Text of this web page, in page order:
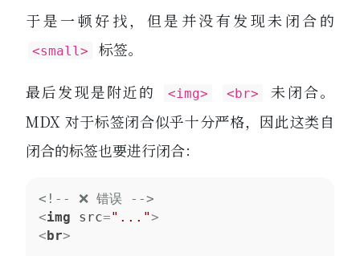
于是一顿好找，但是并没有发现未闭合的
<small> 标签。
最后发现是附近的 <img> <br>
未闭合。
MDX 对于标签闭合似乎十分严格，因此这类自
闭合的标签也要进行闭合：
<!-- ❌ 错误 -->
<img src="...">
< br>